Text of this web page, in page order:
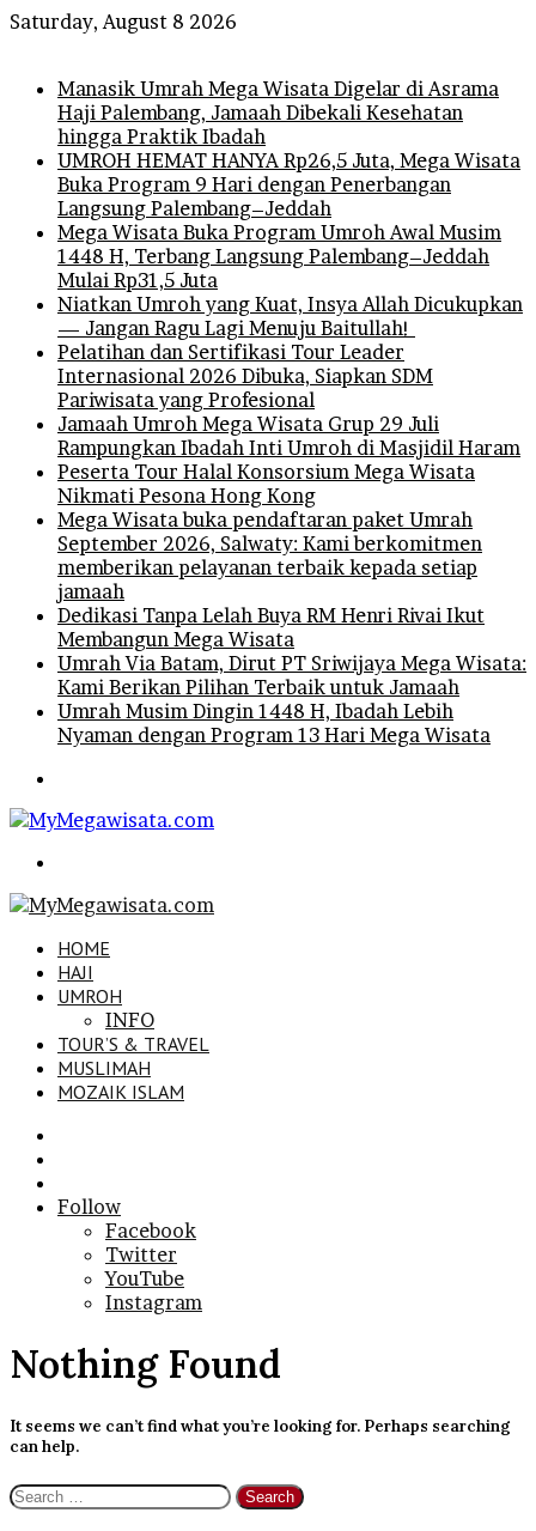
Saturday, August 8 2026
Manasik Umrah Mega Wisata Digelar di Asrama
Haji Palembang, Jamaah Dibekali Kesehatan
hingga Praktik Ibadah
UMROH HEMAT HANYA Rp26,5 Juta, Mega Wisata
Buka Program 9 Hari dengan Penerbangan
Langsung Palembang–Jeddah
Mega Wisata Buka Program Umroh Awal Musim
1448 H, Terbang Langsung Palembang–Jeddah
Mulai Rp31,5 Juta
Niatkan Umroh yang Kuat, Insya Allah Dicukupkan
— Jangan Ragu Lagi Menuju Baitullah!
Pelatihan dan Sertifikasi Tour Leader
Internasional 2026 Dibuka, Siapkan SDM
Pariwisata yang Profesional
Jamaah Umroh Mega Wisata Grup 29 Juli
Rampungkan Ibadah Inti Umroh di Masjidil Haram
Peserta Tour Halal Konsorsium Mega Wisata
Nikmati Pesona Hong Kong
Mega Wisata buka pendaftaran paket Umrah
September 2026, Salwaty: Kami berkomitmen
memberikan pelayanan terbaik kepada setiap
jamaah
Dedikasi Tanpa Lelah Buya RM Henri Rivai Ikut
Membangun Mega Wisata
Umrah Via Batam, Dirut PT Sriwijaya Mega Wisata:
Kami Berikan Pilihan Terbaik untuk Jamaah
Umrah Musim Dingin 1448 H, Ibadah Lebih
Nyaman dengan Program 13 Hari Mega Wisata
HOME
HAJI
UMROH
INFO
TOUR’S & TRAVEL
MUSLIMAH
MOZAIK ISLAM
In
Follow
Facebook
Twitter
YouTube
Instagram
Nothing Found
It seems we can’t find what you’re looking for. Perhaps searching
can help.
Search
for: